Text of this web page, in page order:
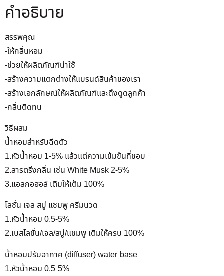
คำอธิบาย
สรรพคุณ
-ให้กลิ่นหอม
-ช่วยให้ผลิตภัณฑ์น่าใช้
-สร้างความแตกต่างให้แบรนด์สินค้าของเรา
-สร้างเอกลักษณ์ให้ผลิตภัณฑ์และดึงดูดลูกค้า
-กลิ่นติดทน
วิธีผสม
น้ำหอมสำหรับฉีดตัว
1.หัวน้ำหอม 1-5% แล้วแต่ความเข้มข้นที่ชอบ
2.สารตรึงกลิ่น เช่น White Musk 2-5%
3.แอลกอฮอล์ เติมให้เต็ม 100%
โลชั่น เจล สบู่ แชมพู ครีมนวด
1.หัวน้ำหอม 0.5-5%
2.เบสโลชั่น/เจล/สบู่/แชมพู เติมให้ครบ 100%
น้ำหอมปรับอากาศ (diffuser) water-base
1.หัวน้ำหอม 0.5-5%